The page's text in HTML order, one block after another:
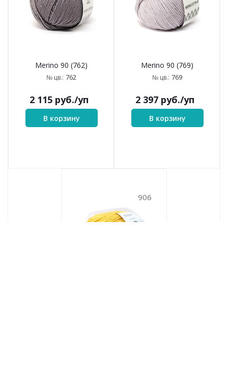
Merino 90 (762)
№ цв.: 762
2 115руб./уп
В корзину
Merino 90 (769)
№ цв.: 769
2 397руб./уп
В корзину
906